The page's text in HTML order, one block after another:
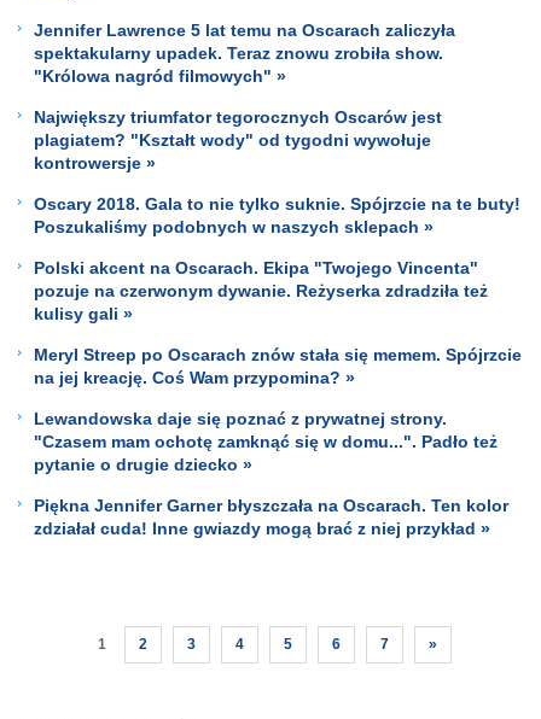
Jennifer Lawrence 5 lat temu na Oscarach zaliczyła
spektakularny upadek. Teraz znowu zrobiła show.
"Królowa nagród filmowych" »
Największy triumfator tegorocznych Oscarów jest
plagiatem? "Kształt wody" od tygodni wywołuje
kontrowersje »
Oscary 2018. Gala to nie tylko suknie. Spójrzcie na te buty!
Poszukaliśmy podobnych w naszych sklepach »
Polski akcent na Oscarach. Ekipa "Twojego Vincenta"
pozuje na czerwonym dywanie. Reżyserka zdradziła też
kulisy gali »
Meryl Streep po Oscarach znów stała się memem. Spójrzcie
na jej kreację. Coś Wam przypomina? »
Lewandowska daje się poznać z prywatnej strony.
"Czasem mam ochotę zamknąć się w domu...". Padło też
pytanie o drugie dziecko »
Piękna Jennifer Garner błyszczała na Oscarach. Ten kolor
zdziałał cuda! Inne gwiazdy mogą brać z niej przykład »
1 2 3 4 5 6 7 »